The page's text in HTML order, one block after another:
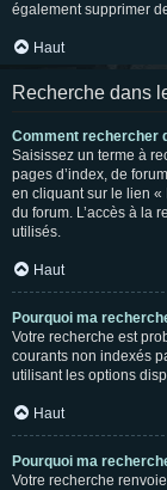
également supprimer
Haut
Recherche dans
Comment rechercher
Saisissez un terme à
pages d’index, de
en cliquant sur le lien
du forum. L’accès à la
utilisés.
Haut
Pourquoi ma
Votre recherche est
courants non indexés
utilisant les options
Haut
Pourquoi ma
Votre recherche